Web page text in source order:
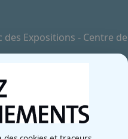
Expositions - Centre de